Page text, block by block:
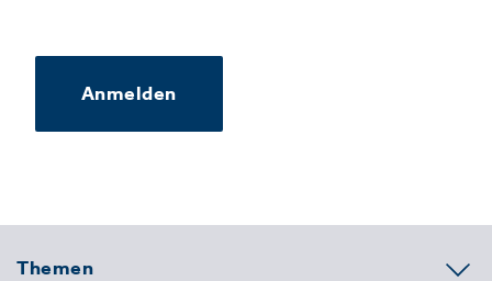
Anmelden
Themen